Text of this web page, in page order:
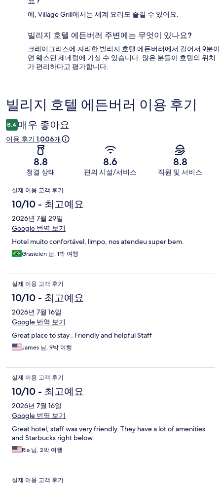
예, Village Grill에서는 세계 요리도 즐길 수 있어요.
빌리지 호텔 에든버러 주변에는 무엇이 있나요?
크레이그리스에 자리한 빌리지 호텔 에든버러에서 걸어서 9분이
면 웨스턴 제네럴에 가실 수 있습니다. 많은 분들이 호텔의 위치
가 편리하다고 평가합니다.
이
용
후
빌리지 호텔 에든버러 이용 후기
8.4 매우 좋아요
이용 후기 1,006개
8.8
청결 상태
8.6
편의 시설/서비스
8.8
직원 및 서비스
이
용
후
기
실제 이용 고객 후기
10/10 - 최고예요
2026년 7월 29일
Google 번역 보기
Hotel muito confortável, limpo, nos atendeu super bem.
Grasielen 님, 1박 여행
실제 이용 고객 후기
10/10 - 최고예요
2026년 7월 16일
Google 번역 보기
Great place to stay . Friendly and helpful Staff
James 님, 9박 여행
실제 이용 고객 후기
10/10 - 최고예요
2026년 7월 16일
Google 번역 보기
Great hotel, staff was very friendly. They have a lot of amenities
and Starbucks right below.
Ria 님, 2박 여행
실제 이용 고객 후기